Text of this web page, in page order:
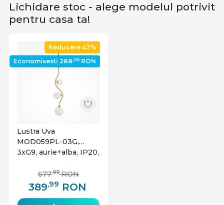
Lichidare stoc - alege modelul potrivit
pentru casa ta!
Reducere 42%
Economisesti 288,00 RON
Lustra Uva
MOD059PL-03G,
3xG9, aurie+alba, IP20,
389,99 RON
677,99 RON